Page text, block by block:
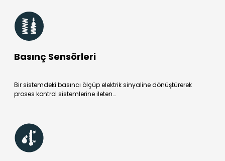
Basınç Sensörleri
Bir sistemdeki basıncı ölçüp elektrik sinyaline dönüştürerek
proses kontrol sistemlerine ileten…